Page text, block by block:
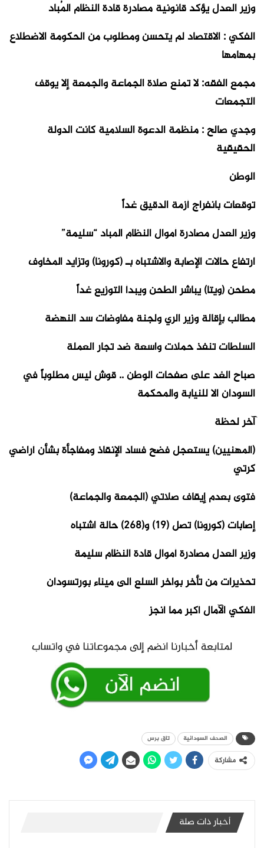
وزير العدل يؤكد قانونية مصادرة قادة النظام المُباد
الفكي : الاقتصاد لم يتحسن ومطلوب من الحكومة الاضطلاع
بمهامها
مجمع الفقه: لا تمنع صلاة الجماعة والجمعة إلا يوقف
التجمعات
وجدي صالح : منظمة الدعوة السلامية كانت الدولة
الحقيقية
الوطن
توقعات بانفراج أزمة الدقيق غداً
وزير العدل مصادرة أموال النظام المباد “سليمة”
ارتفاع حالات الإصابة والاشتباه بـ (كورونا) وتزايد المخاوف
مطحن (ويتا) يباشر الطحن ويبدأ التوزيع غداً
مطالب بإقالة وزير الري ولجنة مفاوضات سد النهضة
السلطات تنفذ حملات واسعة ضد تجار العملة
صباح الغد على صفحات الوطن .. قوش ليس مطلوباً في
السودان الا للنيابة والمحكمة
آخر لحظة
(المهنيين) يستعجل فضح فساد الإنقاذ ومفاجأة بشأن أراضي
كرتي
فتوى بعدم إيقاف صلاتي (الجمعة والجماعة)
إصابات (كورونا) تصل (19) و(268) حالة اشتباه
وزير العدل مصادرة أموال قادة النظام سليمة
تحذيرات من تأخر بواخر السلع الى ميناء بورتسودان
الفكي الآمال أكبر مما أنجز
الصحف السودانية تاق برس
مشاركة
أخبار ذات صلة